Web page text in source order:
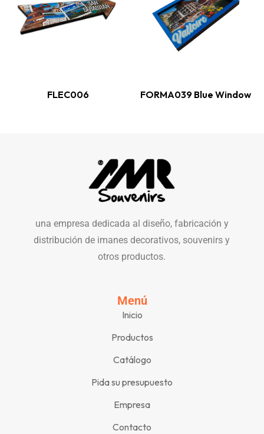
FLEC006 FORMA039 Blue Window
una empresa dedicada al diseño, fabricación y
distribución de imanes decorativos, souvenirs y
otros productos.
Menú
Inicio
Productos
Catálogo
Pida su presupuesto
Empresa
Contacto